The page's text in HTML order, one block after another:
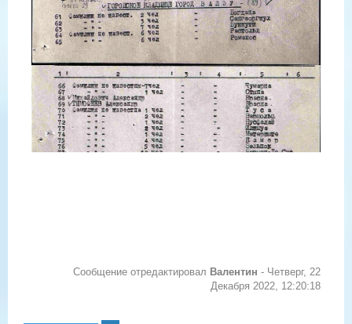
Сообщение отредактировал Валентин - Четверг, 22
Декабря 2022, 12:20:18